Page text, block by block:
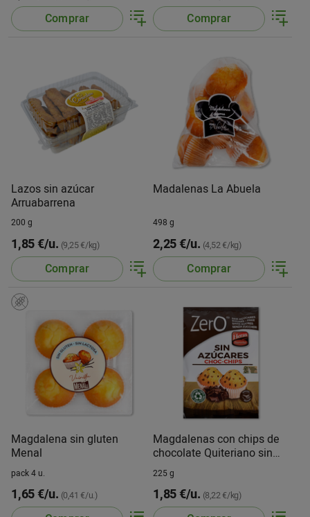
Comprar Comprar
Lazos sin azúcar
Arruabarrena
200 g
1,85 €/u. (9,25 €/kg)
Comprar
Madalenas La Abuela
498 g
2,25 €/u. (4,52 €/kg)
Comprar
Magdalena sin gluten
Menal
pack 4 u.
1,65 €/u. (0,41 €/u.)
Magdalenas con chips de
chocolate Quiteriano sin
azúcares
225 g
1,85 €/u. (8,22 €/kg)